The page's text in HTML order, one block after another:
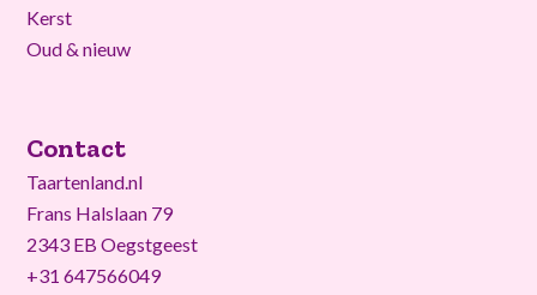
Kerst
Oud & nieuw
Contact
Taartenland.nl
Frans Halslaan 79
2343 EB Oegstgeest
+31 647566049